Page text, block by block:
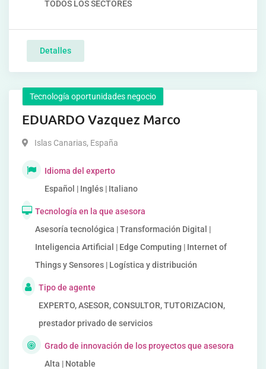
TODOS LOS SECTORES
Detalles
Tecnología oportunidades negocio
EDUARDO Vazquez Marco
Islas Canarias, España
Idioma del experto
Español | Inglés | Italiano
Tecnología en la que asesora
Asesoría tecnológica | Transformación Digital |
Inteligencia Artificial | Edge Computing | Internet of
Things y Sensores | Logística y distribución
Tipo de agente
EXPERTO, ASESOR, CONSULTOR, TUTORIZACION,
prestador privado de servicios
Grado de innovación de los proyectos que asesora
Alta | Notable